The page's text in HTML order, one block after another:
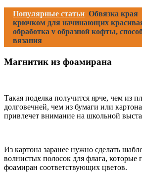
Популярные статьи Обвязка края
крючком для начинающих
обработка v образной кофты,
вязания
Магнитик из фоамирана
Такая поделка получится ярче, чем из
долговечней, чем из бумаги или
привлечет внимание на школьной
Из картона заранее нужно сделать
волнистых полосок для флага, которые
фоамиран соответствующих цветов.